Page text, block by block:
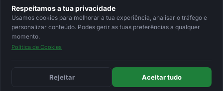
Devoluções
Minha Conta
© 2026 Ecolivros. Todos os direitos reservados.
Respeitamos a tua privacidade
Usamos cookies para melhorar a tua experiência, analisar o tráfego e
personalizar conteúdo. Podes gerir as tuas preferências a qualquer
momento.
Política de Cookies
Rejeitar Aceitar tudo